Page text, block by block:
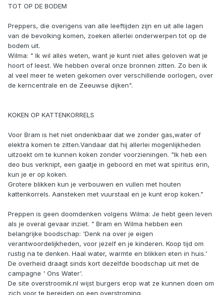
TOT OP DE BODEM
Preppers, die overigens van alle leeftijden zijn en uit alle lagen
van de bevolking komen, zoeken allerlei onderwerpen tot op de
bodem uit.
Wilma: " Ik wil alles weten, want je kunt niet alles geloven wat je
hoort of leest. We hebben overal onze bronnen zitten. Zo ben ik
al veel meer te weten gekomen over verschillende oorlogen, over
de kerncentrale en de Zeeuwse dijken".
KOKEN OP KATTENKORRELS
Voor Bram is het niet ondenkbaar dat we zonder gas,water of
elektra komen te zitten.Vandaar dat hij allerlei mogenlijkheden
uitzoekt om te kunnen koken zonder voorzieningen. "Ik heb een
deo bus verknipt, een gaatje in geboord en met wat spiritus erin,
kun je er op koken.
Grotere blikken kun je verbouwen en vullen met houten
kattenkorrels. Aansteken met vuurstaal en je kunt erop koken."
Preppen is geen doomdenken volgens Wilma: Je hebt geen leven
als je overal gevaar inziet. " Bram en Wilma hebben een
belangrijke boodschap: 'Denk na over je eigen
verantwoordelijkheden, voor jezelf en je kinderen. Koop tijd om
rustig na te denken. Haal water, warmte en blikken eten in huis.'
De overheid draagt sinds kort dezelfde boodschap uit met de
campagne ' Ons Water'.
De site overstroomik.nl wijst burgers erop wat ze kunnen doen om
zich voor te bereiden op een overstroming.